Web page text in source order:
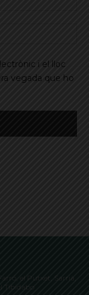
i el lloc
vegada que ho
el Putxet, Sarrià,
Tibidabo